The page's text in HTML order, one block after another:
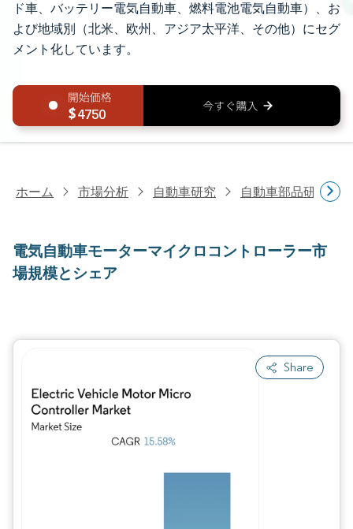
ド車、バッテリー電気自動車、燃料電池電気自動車）、お
よび地域別（北米、欧州、アジア太平洋、その他）にセグ
メント化しています。
4750
ホーム 市場分析 自動車研究 自動車部品研究
電気自動車モーターマイクロコントローラー市
場規模とシェア
Share